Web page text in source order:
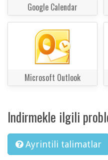
Google Calendar
Microsoft Outlook
Indirmekle ilgili
Ayrintili talimatlar